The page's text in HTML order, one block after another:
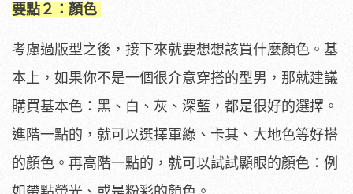
要點２：顏色
考慮過版型之後，接下來就要想想該買什麼顏色。基
本上，如果你不是一個很介意穿搭的型男，那就建議
購買基本色：黑、白、灰、深藍，都是很好的選擇。
進階一點的，就可以選擇軍綠、卡其、大地色等好搭
的顏色。再高階一點的，就可以試試顯眼的顏色：例